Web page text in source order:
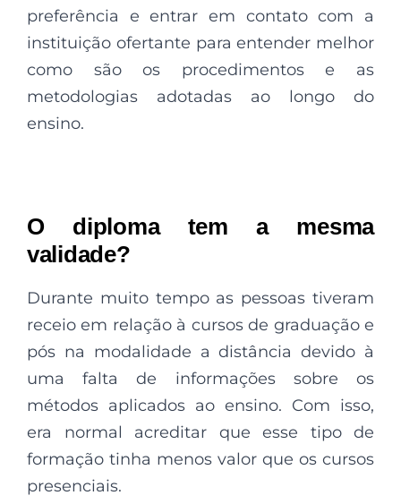
preferência e entrar em contato com a
instituição ofertante para entender melhor
como são os procedimentos e as
metodologias adotadas ao longo do
ensino.
O diploma tem a mesma
validade?
Durante muito tempo as pessoas tiveram
receio em relação à cursos de graduação e
pós na modalidade a distância devido à
uma falta de informações sobre os
métodos aplicados ao ensino. Com isso,
era normal acreditar que esse tipo de
formação tinha menos valor que os cursos
presenciais.